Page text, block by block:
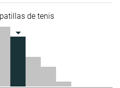
de tenis